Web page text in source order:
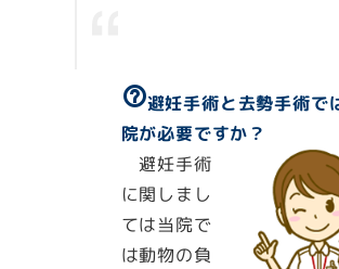
help_outline避妊手術と去勢手術で
院が必要ですか？
避妊手術
に関しまし
ては当院で
は動物の負